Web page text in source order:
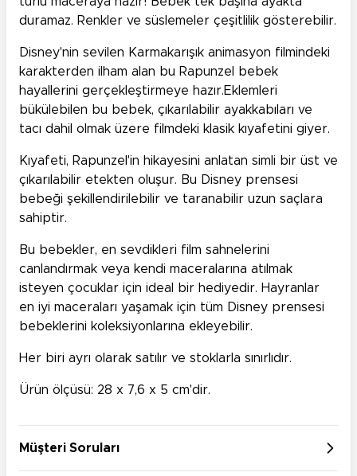
duramaz. Renkler ve süslemeler çeşitlilik gösterebilir.
Disney'nin sevilen Karmakarışık animasyon filmindeki
karakterden ilham alan bu Rapunzel bebek
hayallerini gerçekleştirmeye hazır.Eklemleri
bükülebilen bu bebek, çıkarılabilir ayakkabıları ve
tacı dahil olmak üzere filmdeki klasik kıyafetini giyer.
Kıyafeti, Rapunzel'in hikayesini anlatan simli bir üst ve
çıkarılabilir etekten oluşur. Bu Disney prensesi
bebeği şekillendirilebilir ve taranabilir uzun saçlara
sahiptir.
Bu bebekler, en sevdikleri film sahnelerini
canlandırmak veya kendi maceralarına atılmak
isteyen çocuklar için ideal bir hediyedir. Hayranlar
en iyi maceraları yaşamak için tüm Disney prensesi
bebeklerini koleksiyonlarına ekleyebilir.
Her biri ayrı olarak satılır ve stoklarla sınırlıdır.
Ürün ölçüsü: 28 x 7,6 x 5 cm'dir.
Müşteri Soruları